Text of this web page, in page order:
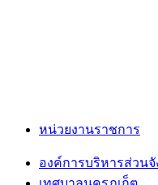
หน่วยงานราชการ
องค์การบริหารส่วนจั